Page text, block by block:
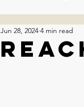
Jun 28, 2024 4 min read